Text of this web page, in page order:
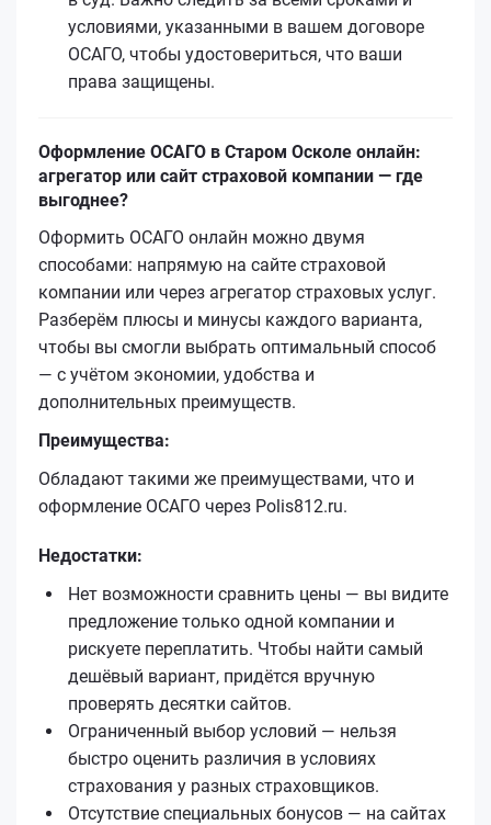
условиями, указанными в вашем договоре
ОСАГО, чтобы удостовериться, что ваши
права защищены.
Оформление ОСАГО в Старом Осколе онлайн:
агрегатор или сайт страховой компании — где
выгоднее?
Оформить ОСАГО онлайн можно двумя
способами: напрямую на сайте страховой
компании или через агрегатор страховых услуг.
Разберём плюсы и минусы каждого варианта,
чтобы вы смогли выбрать оптимальный способ
— с учётом экономии, удобства и
дополнительных преимуществ.
Преимущества:
Обладают такими же преимуществами, что и
оформление ОСАГО через Polis812.ru.
Недостатки:
Нет возможности сравнить цены — вы видите
предложение только одной компании и
рискуете переплатить. Чтобы найти самый
дешёвый вариант, придётся вручную
проверять десятки сайтов.
Ограниченный выбор условий — нельзя
быстро оценить различия в условиях
страхования у разных страховщиков.
Отсутствие специальных бонусов — на сайтах